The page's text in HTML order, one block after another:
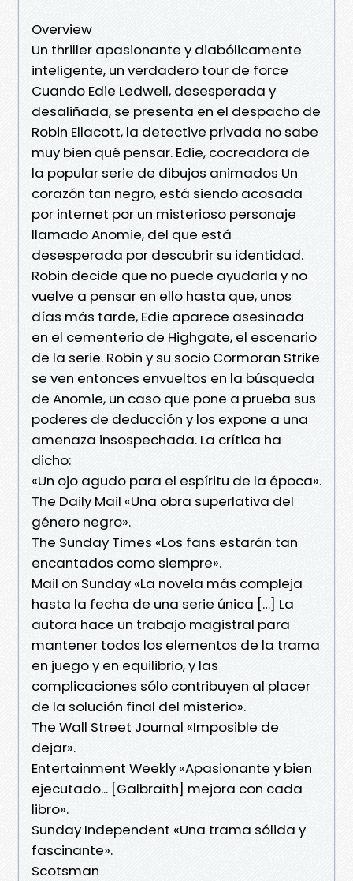
Overview
Un thriller apasionante y diabólicamente
inteligente, un verdadero tour de force
Cuando Edie Ledwell, desesperada y
desaliñada, se presenta en el despacho de
Robin Ellacott, la detective privada no sabe
muy bien qué pensar. Edie, cocreadora de
la popular serie de dibujos animados Un
corazón tan negro, está siendo acosada
por internet por un misterioso personaje
llamado Anomie, del que está
desesperada por descubrir su identidad.
Robin decide que no puede ayudarla y no
vuelve a pensar en ello hasta que, unos
días más tarde, Edie aparece asesinada
en el cementerio de Highgate, el escenario
de la serie. Robin y su socio Cormoran Strike
se ven entonces envueltos en la búsqueda
de Anomie, un caso que pone a prueba sus
poderes de deducción y los expone a una
amenaza insospechada. La crítica ha
dicho:
«Un ojo agudo para el espíritu de la época».
The Daily Mail «Una obra superlativa del
género negro».
The Sunday Times «Los fans estarán tan
encantados como siempre».
Mail on Sunday «La novela más compleja
hasta la fecha de una serie única […] La
autora hace un trabajo magistral para
mantener todos los elementos de la trama
en juego y en equilibrio, y las
complicaciones sólo contribuyen al placer
de la solución final del misterio».
The Wall Street Journal «Imposible de
dejar».
Entertainment Weekly «Apasionante y bien
ejecutado... [Galbraith] mejora con cada
libro».
Sunday Independent «Una trama sólida y
fascinante».
Scotsman